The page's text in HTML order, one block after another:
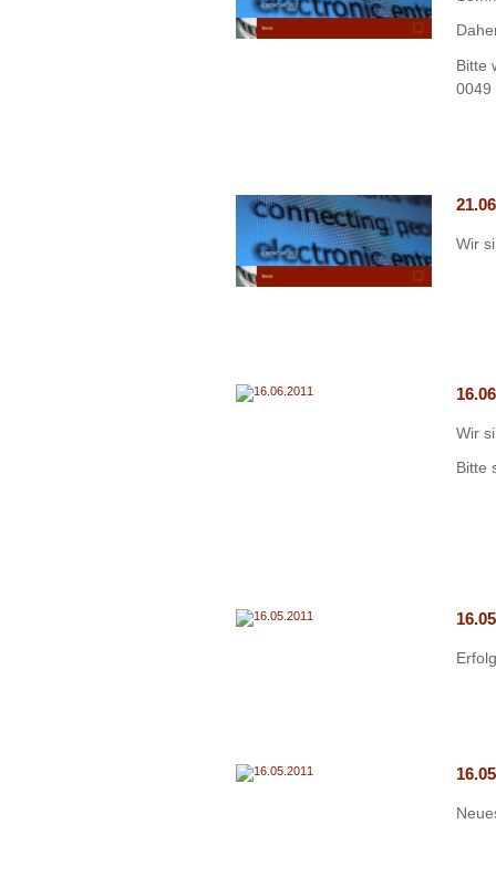
Bitte
0049
Wir
Wir
Bitte